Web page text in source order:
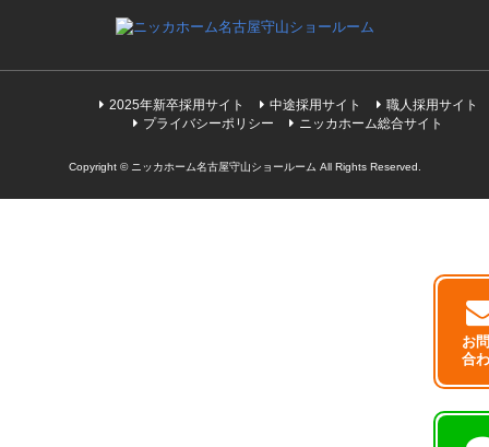
お
合
2025年新卒採用サイト 中途採用サイト
職人採用サイト
プライバシーポリシー
ニッカホーム総合サイト
Copyright © ニッカホーム名古屋守山ショールーム All Rights Reserved.